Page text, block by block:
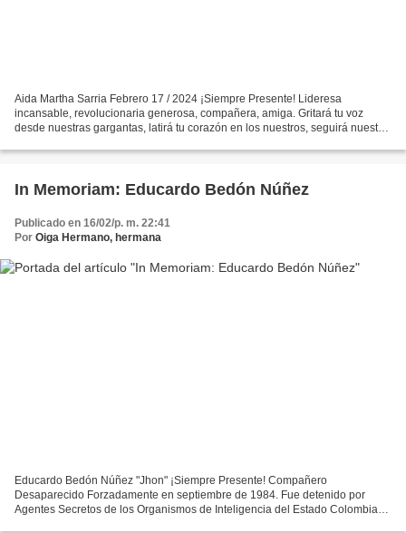
Aida Martha Sarria Febrero 17 / 2024 ¡Siempre Presente! Lideresa
incansable, revolucionaria generosa, compañera, amiga. Gritará tu voz
desde nuestras gargantas, latirá tu corazón en los nuestros, seguirá nuestra
In Memoriam: Educardo Bedón Núñez
Publicado en 16/02/p. m. 22:41
Por Oiga Hermano, hermana
Educardo Bedón Núñez "Jhon" ¡Siempre Presente! Compañero
Desaparecido Forzadamente en septiembre de 1984. Fue detenido por
Agentes Secretos de los Organismos de Inteligencia del Estado Colombiano